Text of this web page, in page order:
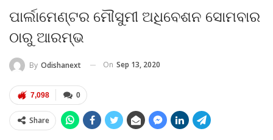
ପାର୍ଲାମେଣ୍ଟର ମୌସୁମୀ ଅଧିବେଶନ ସୋମବାର
ଠାରୁ ଆରମ୍ଭ
By Odishanext On Sep 13, 2020
0
7,098
Share